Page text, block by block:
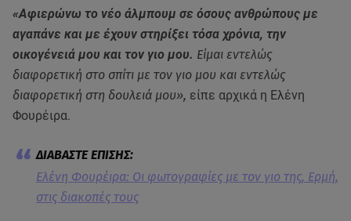
«Αφιερώνω το νέο άλμπουμ σε όσους ανθρώπους με
αγαπάνε και με έχουν στηρίξει τόσα χρόνια, την
οικογένειά μου και τον γιο μου. Είμαι εντελώς
διαφορετική στο σπίτι με τον γιο μου και εντελώς
διαφορετική στη δουλειά μου», είπε αρχικά η Ελένη
Φουρέιρα.
Ελένη Φουρέιρα: Οι φωτογραφίες με τον γιο της, Ερμή,
στις διακοπές τους